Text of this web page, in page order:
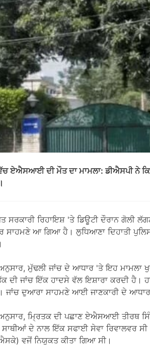
ਏਐਸਆਈ ਦੀ ਮੌਤ ਦਾ ਮਾਮਲਾ: ਡੀਐਸਪੀ ਨੇ
ਸਰਕਾਰੀ ਰਿਹਾਇਸ਼ 'ਤੇ ਡਿਊਟੀ ਦੌਰਾਨ ਗੋਲੀ
ਸਾਹਮਣੇ ਆ ਗਿਆ ਹੈ। ਲੁਧਿਆਣਾ ਦਿਹਾਤੀ
ਮੁੱਢਲੀ ਜਾਂਚ ਦੇ ਆਧਾਰ 'ਤੇ ਇਹ ਮਾਮਲਾ
ਜਾਂਚ ਇੱਕ ਹਾਦਸੇ ਵੱਲ ਇਸ਼ਾਰਾ ਕਰਦੀ ਹੈ।
ਜਾਂਚ ਦੁਆਰਾ ਸਾਹਮਣੇ ਆਈ ਜਾਣਕਾਰੀ ਦੇ
ਮ੍ਰਿਤਕ ਦੀ ਪਛਾਣ ਏਐਸਆਈ ਤੀਰਥ
ਸਾਥੀਆਂ ਦੇ ਨਾਲ ਇੱਕ ਸਫਾਈ ਸੇਵਾ ਰਿਵਾਲਵਰ
ਵਜੋਂ ਨਿਯੁਕਤ ਕੀਤਾ ਗਿਆ ਸੀ।